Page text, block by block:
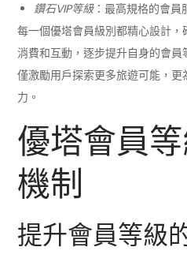
鑽石VIP等級：最高規格的會員
每一個優塔會員級別都精心設計
消費和互動，逐步提升自身的會
僅激勵用戶探索更多旅遊可能，
力。
優塔會員
機制
提升會員等級